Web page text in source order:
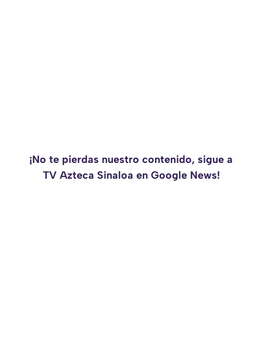
¡No te pierdas nuestro contenido, sigue a
TV Azteca Sinaloa en Google News!